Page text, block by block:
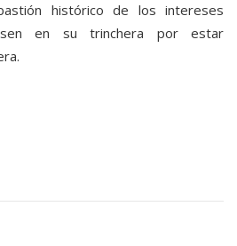
histórico de los intereses
en su trinchera por estar